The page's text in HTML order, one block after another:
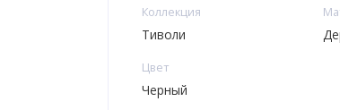
Коллекция
Тиволи
Цвет
Черный